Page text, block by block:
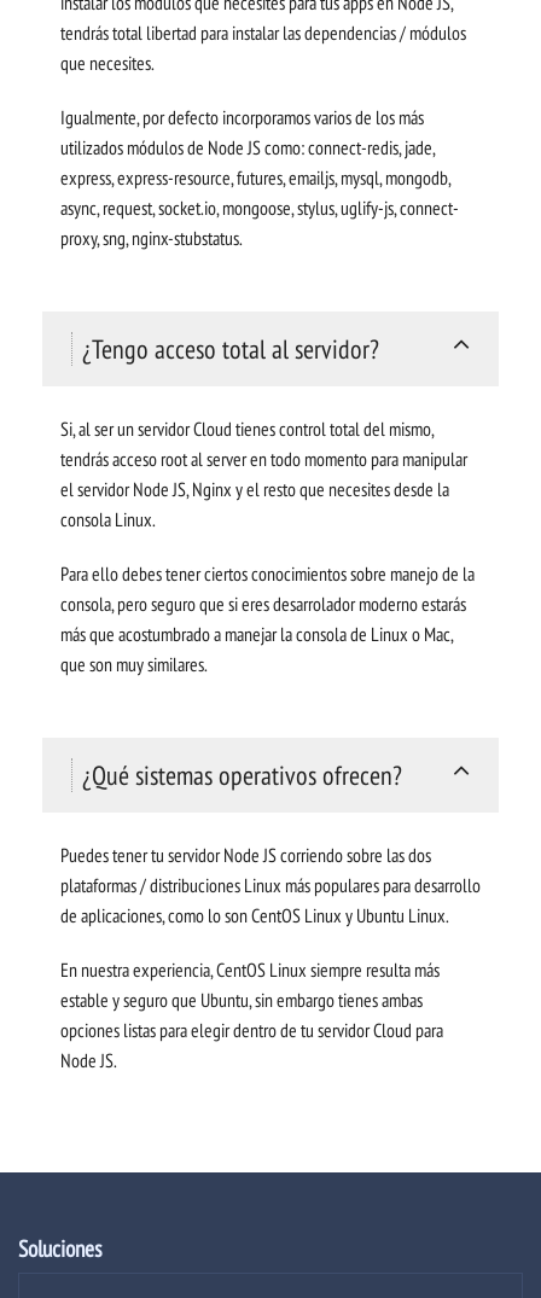
tendrás total libertad para instalar las dependencias / módulos
que necesites.
Igualmente, por defecto incorporamos varios de los más
utilizados módulos de Node JS como: connect-redis, jade,
express, express-resource, futures, emailjs, mysql, mongodb,
async, request, socket.io, mongoose, stylus, uglify-js, connect-
proxy, sng, nginx-stubstatus.
¿Tengo acceso total al servidor?
Si, al ser un servidor Cloud tienes control total del mismo,
tendrás acceso root al server en todo momento para manipular
el servidor Node JS, Nginx y el resto que necesites desde la
consola Linux.
Para ello debes tener ciertos conocimientos sobre manejo de la
consola, pero seguro que si eres desarrolador moderno estarás
más que acostumbrado a manejar la consola de Linux o Mac,
que son muy similares.
¿Qué sistemas operativos ofrecen?
Puedes tener tu servidor Node JS corriendo sobre las dos
plataformas / distribuciones Linux más populares para desarrollo
de aplicaciones, como lo son CentOS Linux y Ubuntu Linux.
En nuestra experiencia, CentOS Linux siempre resulta más
estable y seguro que Ubuntu, sin embargo tienes ambas
opciones listas para elegir dentro de tu servidor Cloud para
Node JS.
Soluciones